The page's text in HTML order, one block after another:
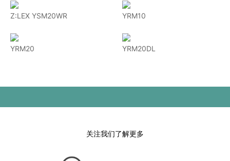
Z:LEX YSM20WR YRM10
YRM20 YRM20DL
关注我们了解更多